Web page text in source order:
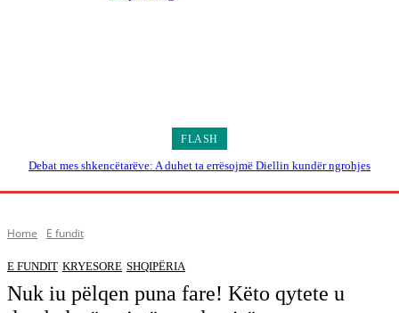
FLASH
Debat mes shkencëtarëve: A duhet ta errësojmë Diellin kundër ngrohjes
Home E fundit
E FUNDIT KRYESORE SHQIPËRIA
Nuk iu pëlqen puna fare! Këto qytete u